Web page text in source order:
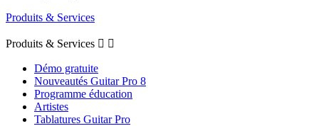
Produits & Services
Produits & Services  
Démo gratuite
Nouveautés Guitar Pro 8
Programme éducation
Artistes
Tablatures Guitar Pro